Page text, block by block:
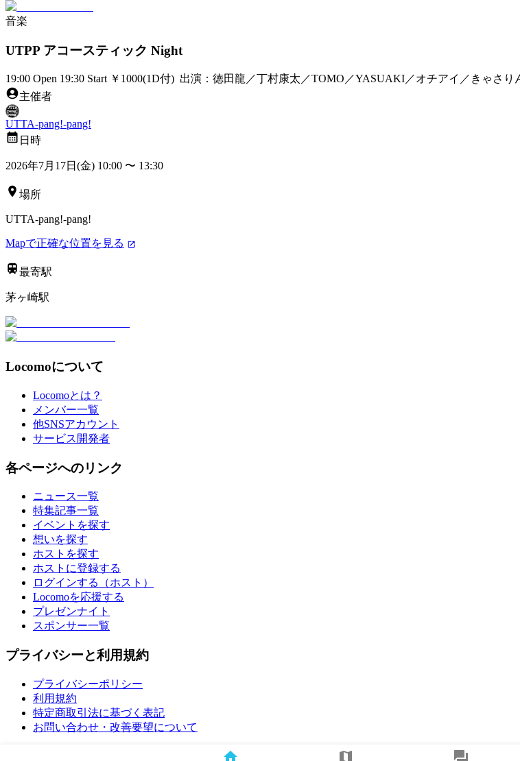
音楽
UTPP アコースティック Night
19:00 Open 19:30 Start ￥1000(1D付) 出演：徳田龍／丁村康太／TOMO／YASUAKI／オチアイ／きゃさり
主催者
UTTA-pang!-pang!
日時
2026年7月17日(金) 10:00 〜 13:30
場所
UTTA-pang!-pang!
Mapで正確な位置を見る
最寄駅
茅ヶ崎駅
Locomoについて
Locomoとは？
メンバー一覧
他SNSアカウント
サービス開発者
各ページへのリンク
ニュース一覧
特集記事一覧
イベントを探す
想いを探す
ホストを探す
ホストに登録する
ログインする（ホスト）
Locomoを応援する
プレゼンナイト
スポンサー一覧
プライバシーと利用規約
プライバシーポリシー
利用規約
特定商取引法に基づく表記
お問い合わせ・改善要望について